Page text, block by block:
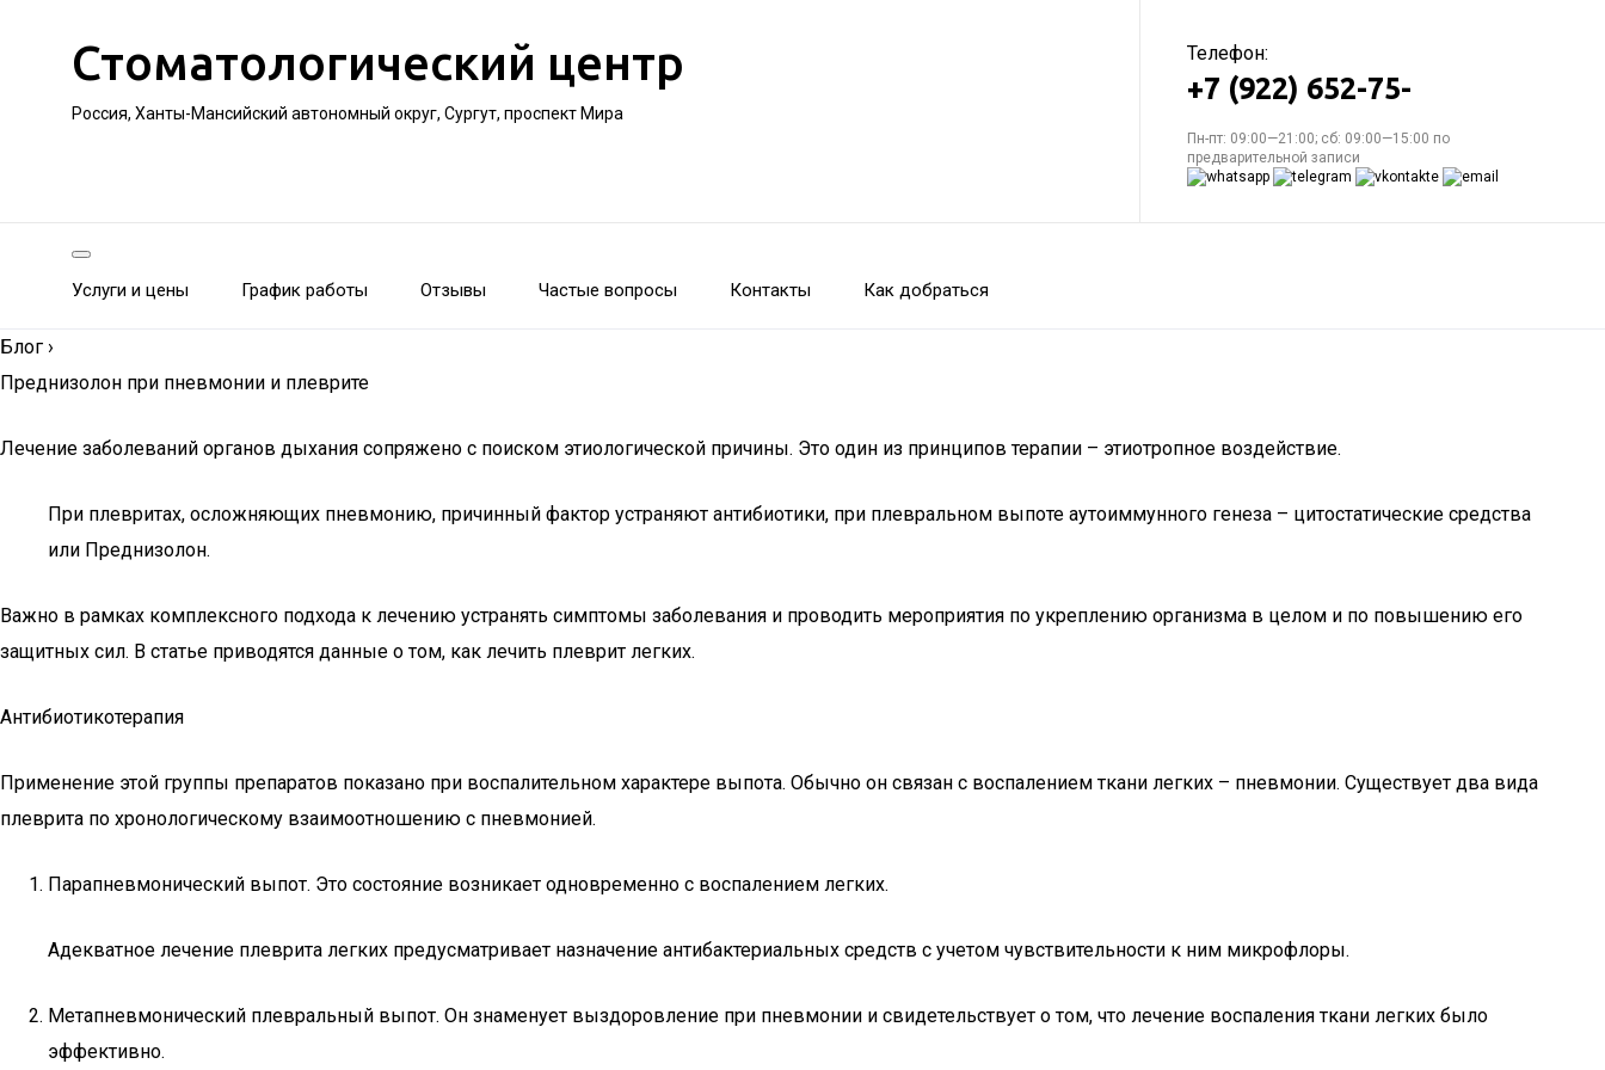
Стоматологический центр
Россия, Ханты-Мансийский автономный округ, Сургут, проспект Мира
Телефон:
+7 (922) 652-75-
Пн-пт: 09:00—21:00; сб: 09:00—15:00 по
предварительной записи
Услуги и цены График работы Отзывы Частые вопросы Контакты Как добраться
Блог ›
Преднизолон при пневмонии и плеврите
Лечение заболеваний органов дыхания сопряжено с поиском этиологической причины. Это один из принципов терапии – этиотропное воздействие.
При плевритах, осложняющих пневмонию, причинный фактор устраняют антибиотики, при плевральном выпоте аутоиммунного генеза – цитостатические средства
или Преднизолон.
Важно в рамках комплексного подхода к лечению устранять симптомы заболевания и проводить мероприятия по укреплению организма в целом и по повышению его
защитных сил. В статье приводятся данные о том, как лечить плеврит легких.
Антибиотикотерапия
Применение этой группы препаратов показано при воспалительном характере выпота. Обычно он связан с воспалением ткани легких – пневмонии. Существует два вида
плеврита по хронологическому взаимоотношению с пневмонией.
Парапневмонический выпот. Это состояние возникает одновременно с воспалением легких.
Адекватное лечение плеврита легких предусматривает назначение антибактериальных средств с учетом чувствительности к ним микрофлоры.
Метапневмонический плевральный выпот. Он знаменует выздоровление при пневмонии и свидетельствует о том, что лечение воспаления ткани легких было
эффективно.